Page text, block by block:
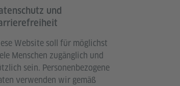
und
Website soll für möglichst
Menschen zugänglich und
sein. Personenbezogene
verwenden wir gemäß